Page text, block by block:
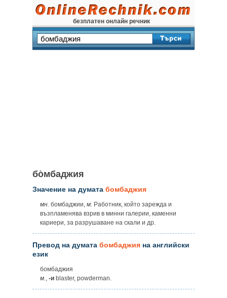
безплатен онлайн речник
бо̀мбаджия
Значение на думата бомбаджия
мн. бомбаджии, м. Работник, който зарежда и
възпламенява взрив в минни галерии, каменни
кариери, за разрушаване на скали и др.
Превод на думата бомбаджия на английски
език
бомбаджия
м.
-и blaster, powderman.